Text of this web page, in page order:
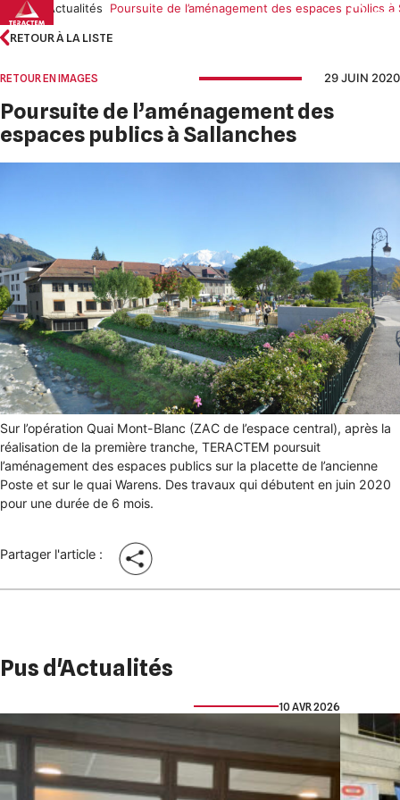
Skip
to
content
Accueil Actualités Poursuite de l’aménagement des espaces publics à
RETOUR À LA LISTE
RETOUR EN IMAGES 29 JUIN 2020
Poursuite de l’aménagement des
espaces publics à Sallanches
Sur l’opération Quai Mont-Blanc (ZAC de l’espace central), après la
réalisation de la première tranche, TERACTEM poursuit
l’aménagement des espaces publics sur la placette de l’ancienne
Poste et sur le quai Warens. Des travaux qui débutent en juin 2020
pour une durée de 6 mois.
Partager l'article :
Pus d'Actualités
10 AVR 2026